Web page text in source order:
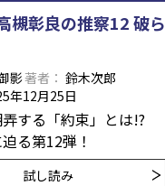
槻彰良の推察12 破ら
影著者
鈴木次郎
年12月25日
する「約束」とは!?
る第12弾！
試し読み